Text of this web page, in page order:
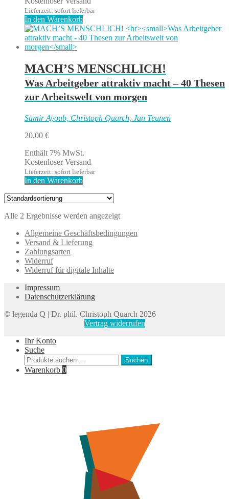
Lieferzeit: sofort lieferbar
In den Warenkorb
MACH’S MENSCHLICH!
Was Arbeitgeber attraktiv macht – 40 Thesen
zur Arbeitswelt von morgen
Samir Ayoub, Christoph Quarch, Jan Teunen
20,00 €
Enthält 7% MwSt.
Kostenloser Versand
Lieferzeit: sofort lieferbar
In den Warenkorb
Alle 2 Ergebnisse werden angezeigt
Allgemeine Geschäftsbedingungen
Versand & Lieferung
Zahlungsarten
Widerruf
Widerruf für digitale Inhalte
Impressum
Datenschutzerklärung
© legenda Q | Dr. phil. Christoph Quarch 2026
Vertrag widerrufen
Ihr Konto
Suche
Suchen
nach:
Suchen
Warenkorb 0